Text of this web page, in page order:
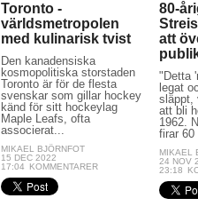
Toronto -
världsmetropolen
med kulinarisk tvist
Den kanadensiska
kosmopolitiska storstaden
Toronto är för de flesta
svenskar som gillar hockey
känd för sitt hockeylag
Maple Leafs, ofta
associerat...
MIKAEL BJÖRNFOT
15 DEC 2022
17:04
KOMMENTARER
80-
att
"Detta
legat
släppt,
att bli
1962.
firar 60
MIKAEL
24 NOV
23:18